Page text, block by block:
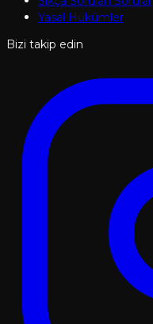
Yasal Hükümler
Bizi takip edin